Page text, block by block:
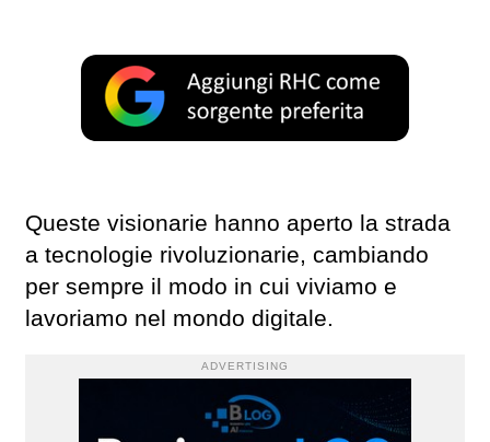
Queste visionarie hanno aperto la strada
a tecnologie rivoluzionarie, cambiando
per sempre il modo in cui viviamo e
lavoriamo nel mondo digitale.
ADVERTISING